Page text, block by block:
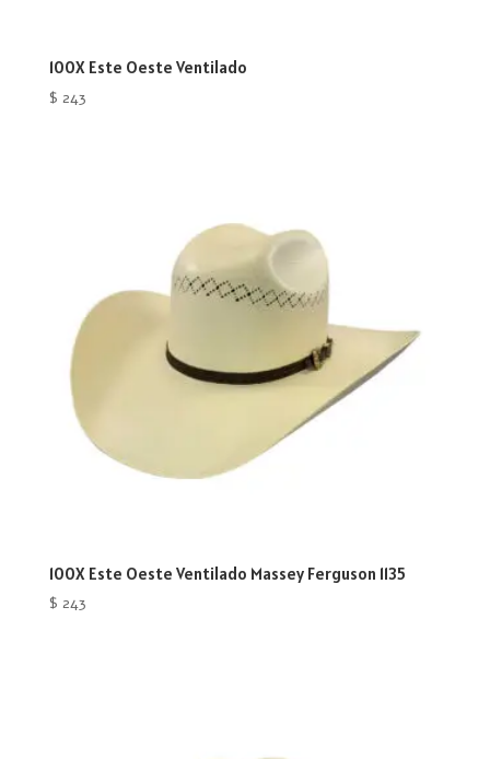
100X Este Oeste Ventilado
$ 243
100X Este Oeste Ventilado Massey Ferguson 1135
$ 243